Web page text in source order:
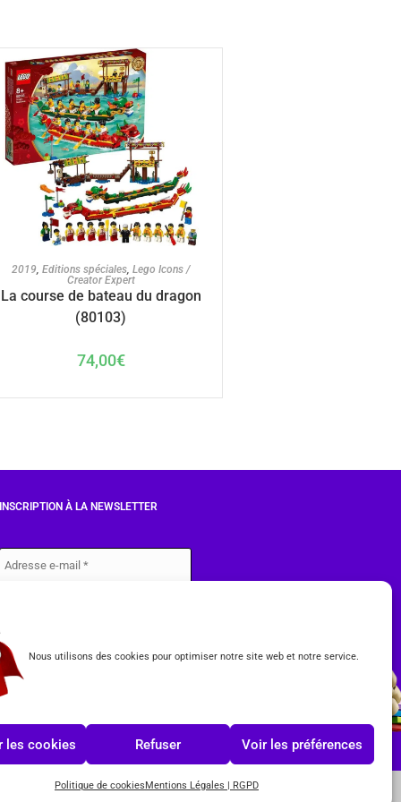
Nous utilisons des cookies pour optimiser notre site web et notre service.
les cookies Refuser Voir les préférences
Politique de cookiesMentions Légales | RGPD
AJOUTER AU PANIER
2019, Editions spéciales, Lego Icons /
Creator Expert
La course de bateau du dragon
(80103)
74,00€
INSCRIPTION À LA NEWSLETTER